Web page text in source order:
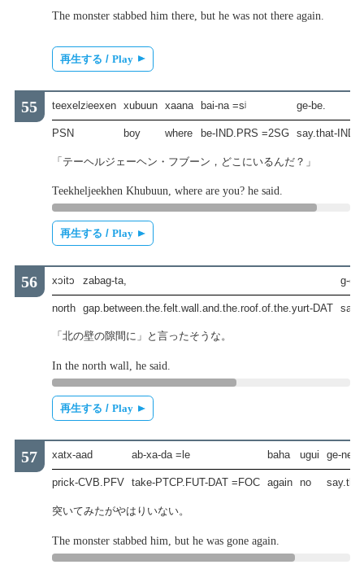
The monster stabbed him there, but he was not there again.
再生する /Play
teexelzʲeexen xubuun xaana bai-na =sʲ ge-be.
PSN boy where be-IND.PRS =2SG say.that-
「テーヘルジェーヘン・フブーン，どこにいるんだ？」
Teekheljeekhen Khubuun, where are you? he said.
再生する /Play
xɔitɔ zabag-ta, g-ee
north gap.between.the.felt.wall.and.the.roof.of.the.yurt-DAT
「北の壁の隙間に」と言ったそうな。
In the north wall, he said.
再生する /Play
xatx-aad ab-xa-da =le baha ugui ge-ne.
prick-CVB.PFV take-PTCP.FUT-DAT =FOC again no
突いてみたがやはりいない。
The monster stabbed him, but he was gone again.